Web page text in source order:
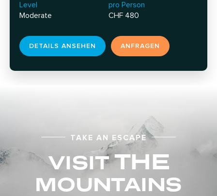
Level
Moderate
pro Person
CHF 480
DETAILS ANSEHEN ANFRAGEN
TAKE AN ESCAPE
VISITTHE
MOUNTAINS